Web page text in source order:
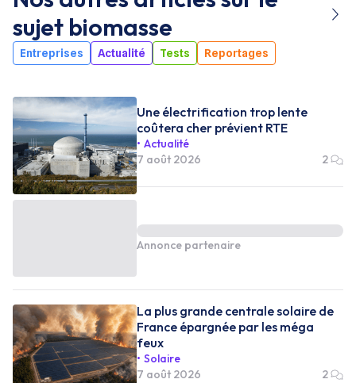
sujet biomasse
Entreprises Actualité Tests Reportages
Une électrification trop lente
coûtera cher prévient RTE
Actualité
7 août 2026
2
Annonce partenaire
La plus grande centrale solaire de
France épargnée par les méga
feux
Solaire
7 août 2026
2